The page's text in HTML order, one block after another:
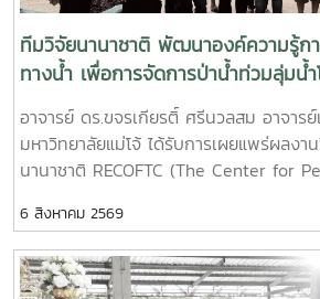
conventional classroom can be
practical professional learning
knowledge is reinforced through
experience.This initiative reflects
Fisheries Technology and Aquatic
commitment to developing an
connects academic knowledge,
industry expertise, and
not only with knowledge of aquatic
Freshwater Prawn Business”
presentation explored integrated
management, supply chain
production, and emerging
strengthening the competitiveness
freshwater prawn industry in
international markets.The second
Giant Freshwater Prawn Farming”
presented by Mr. Phattanachit
commercial giant freshwater prawn
aimed at exchanging ideas and
partnership initiatives between the
and the Faculty. The discussion
research, community engagement,
strategic partnerships with industry
sector.During the meeting, both
professional experiences and
from their careers. They also
on the future direction of
aquaculture industries while
นับเป็นพระมหากรุณาธิคุณล้นเกล้าล้นกระ
มหาวิทยาลัย สมาคมศิษย์เก่า และบุคลากร
ร่วมแสดงความจงรักภักดี ถวายความอาลัย
มหากรุณาธิคุณอย่างหาที่สุดมิได้ รายละเอีย
https://maejo.link/ffQf7k
ทีมวิจัยนานาชาติ พัฒนาองค์ความรู้ก
ทางน้ำ เพื่อการจัดการป่าน้ำท่วมลุ่มน้
อาจารย์ ดร.ขจรเกียรติ์ ศรีนวลสม อาจาร
มหาวิทยาลัยแม่โจ้ ได้รับการเผยแพร่ผลงา
นานาชาติ RECOFTC (The Center for
โครงการ Explore ซึ่งเป็นเครือข่ายวิจัยด้า
ไม้ในภูมิภาคเอเชียตะวันออกเฉียงใต้การจั
(Flooded forests) เพื่อส่งเสริมความหลา
6 สิงหาคม 2569